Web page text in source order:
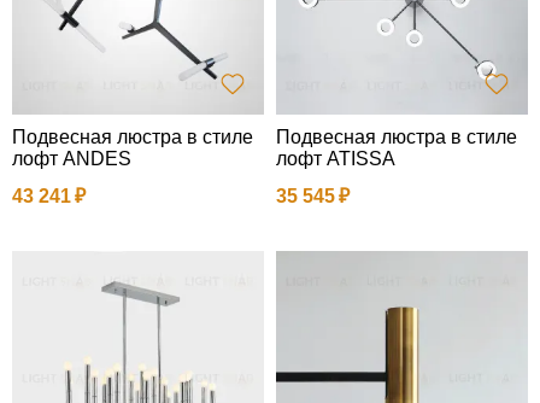
Подвесная люстра в стиле
лофт ANDES
43 241
Подвесная люстра в стиле
лофт ATISSA
35 545